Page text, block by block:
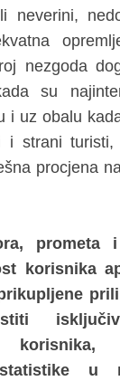
neverini,
nezgoda
su
i uz obalu
i strani
procjena
prometa
korisnika
u